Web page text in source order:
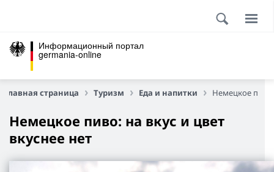
Информационный портал
germania-online
Главная страница Туризм Еда и напитки Немецкое пиво
Немецкое пиво: на вкус и цвет
вкуснее нет